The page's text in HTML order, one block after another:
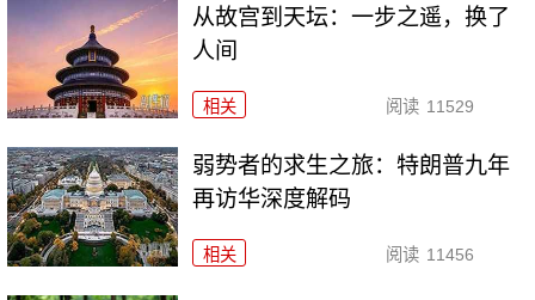
从故宫到天坛：一步之遥，换了
人间
相关 阅读 11529
弱势者的求生之旅：特朗普九年
再访华深度解码
相关 阅读 11456